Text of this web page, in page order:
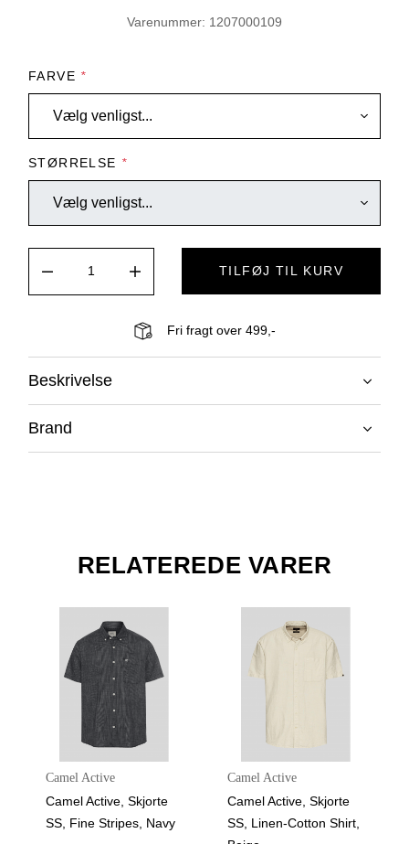
Varenummer: 1207000109
FARVE *
STØRRELSE *
TILFØJ TIL KURV
Fri fragt over 499,-
Beskrivelse
Brand
RELATEREDE VARER
Camel Active
Camel Active, Skjorte
SS, Fine Stripes, Navy
Camel Active
Camel Active, Skjorte
SS, Linen-Cotton Shirt,